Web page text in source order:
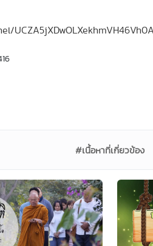
UCZA5jXDwOLXekhmVH46Vh0A
#เนื้อหาที่เกี่ยวข้อง